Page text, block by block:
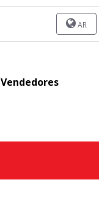
AR
Vendedores